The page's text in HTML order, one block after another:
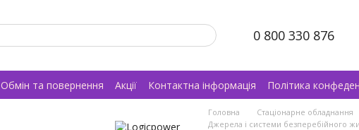
0 800 330 876
Обмін та повернення Акції Контактна інформація
Політика
Головна
Стаціонарне обладнання
Джерела і системи безперебійного